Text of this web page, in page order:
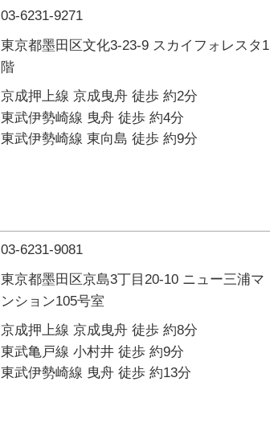
03-6231-9271
東京都墨田区文化3-23-9 スカイフォレスタ1
階
京成押上線 京成曳舟 徒歩 約2分
東武伊勢崎線 曳舟 徒歩 約4分
東武伊勢崎線 東向島 徒歩 約9分
03-6231-9081
東京都墨田区京島3丁目20-10 ニュー三浦マ
ンション105号室
京成押上線 京成曳舟 徒歩 約8分
東武亀戸線 小村井 徒歩 約9分
東武伊勢崎線 曳舟 徒歩 約13分